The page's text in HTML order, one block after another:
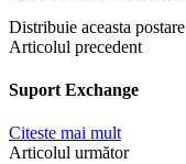
Distribuie aceasta postare
Articolul precedent
Suport Exchange
Citeste mai mult
Articolul următor